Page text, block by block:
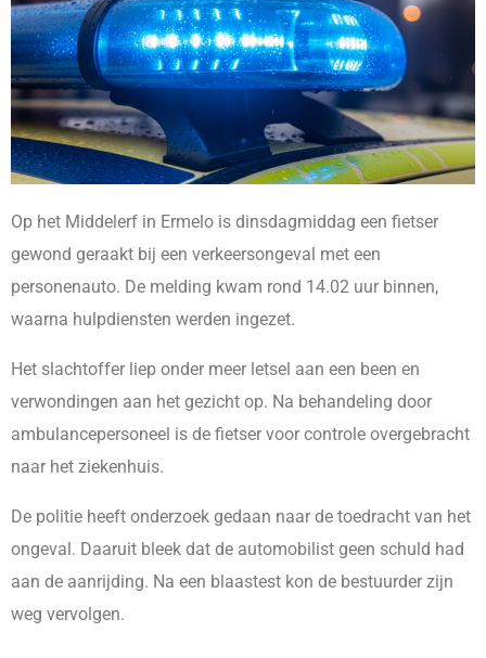
Op het Middelerf in Ermelo is dinsdagmiddag een fietser
gewond geraakt bij een verkeersongeval met een
personenauto. De melding kwam rond 14.02 uur binnen,
waarna hulpdiensten werden ingezet.
Het slachtoffer liep onder meer letsel aan een been en
verwondingen aan het gezicht op. Na behandeling door
ambulancepersoneel is de fietser voor controle overgebracht
naar het ziekenhuis.
De politie heeft onderzoek gedaan naar de toedracht van het
ongeval. Daaruit bleek dat de automobilist geen schuld had
aan de aanrijding. Na een blaastest kon de bestuurder zijn
weg vervolgen.